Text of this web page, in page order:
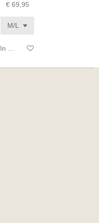
€ 69,95
In winkelwagen